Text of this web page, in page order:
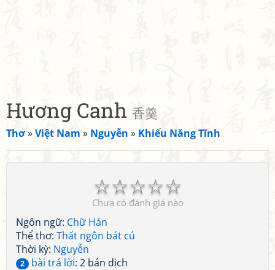
Hương Canh 香羹
Thơ»Việt Nam » Nguyễn » Khiếu Năng Tĩnh
☆
☆
☆
☆
☆
Chưa có đánh giá nào
Ngôn ngữ: Chữ Hán
Thể thơ: Thất ngôn bát cú
Thời kỳ: Nguyễn
2 bài trả lời: 2 bản dịch